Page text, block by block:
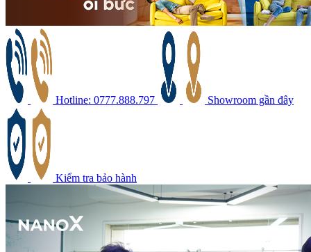
Hotline: 0777.888.797 Showroom gần đây
Kiểm tra bảo hành